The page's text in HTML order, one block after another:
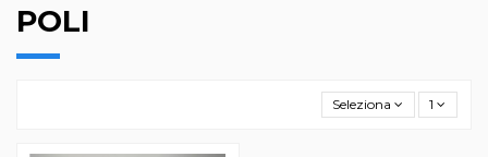
POLI
Seleziona 1